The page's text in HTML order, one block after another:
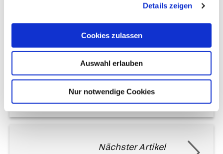
Details zeigen
Cookies zulassen
Auswahl erlauben
Nur notwendige Cookies
Vorheriger Artikel
Auf Reisen: Information ist die
beste Vorsorge
Nächster Artikel